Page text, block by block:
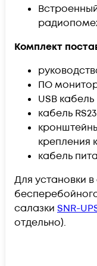
Комплект
ПО
USB кабель
кабель
крепления
кабель
Для установки
салазки SNR-
отдельно).